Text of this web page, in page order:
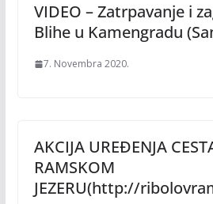
VIDEO – Zatrpavanje i
Blihe u Kamengradu
7. Novembra 2020.
AKCIJA UREĐENJA
RAMSKOM
JEZERU(http://